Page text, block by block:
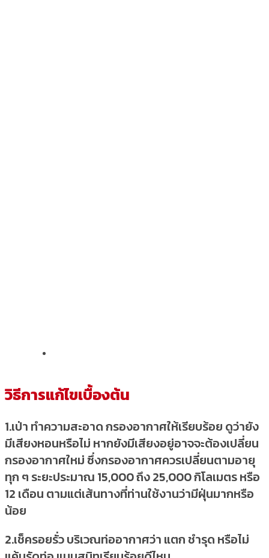
วิธีการแก้ไขเบื้องต้น
1.เป่า ทำความสะอาด กรองอากาศให้เรียบร้อย ดูว่ายัง
มีเสียงหอนหรือไม่ หากยังมีเสียงอยู่อาจจะต้องเปลี่ยน
กรองอากาศใหม่ ซึ่งกรองอากาศควรเปลี่ยนตามอายุ
ทุก ๆ ระยะประมาณ 15,000 ถึง 25,000 กิโลเมตร หรือ
12 เดือน ตามแต่เส้นทางที่ท่านใช้งานว่ามีฝุ่นมากหรือ
น้อย
2.เช็ครอยรั่ว บริเวณท่ออากาศว่า แตก ชำรุด หรือไม่